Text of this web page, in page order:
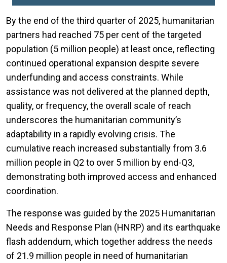
By the end of the third quarter of 2025, humanitarian
partners had reached 75 per cent of the targeted
population (5 million people) at least once, reflecting
continued operational expansion despite severe
underfunding and access constraints. While
assistance was not delivered at the planned depth,
quality, or frequency, the overall scale of reach
underscores the humanitarian community’s
adaptability in a rapidly evolving crisis. The
cumulative reach increased substantially from 3.6
million people in Q2 to over 5 million by end-Q3,
demonstrating both improved access and enhanced
coordination.
The response was guided by the 2025 Humanitarian
Needs and Response Plan (HNRP) and its earthquake
flash addendum, which together address the needs
of 21.9 million people in need of humanitarian